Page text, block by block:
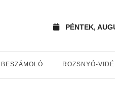
PÉNTEK,
BESZÁMOLÓ ROZSNYÓ-